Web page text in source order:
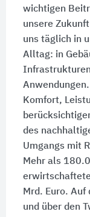
wichtigen
unsere
uns täglich in
Alltag: in
Komfort,
des
Umgangs mit
Mehr als
Mrd. Euro.
und über den